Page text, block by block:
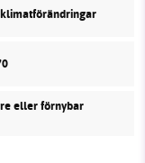
eller förnybar